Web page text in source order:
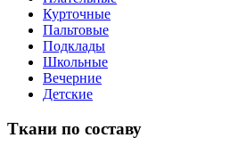
Курточные
Пальтовые
Подклады
Школьные
Вечерние
Детские
Ткани по составу